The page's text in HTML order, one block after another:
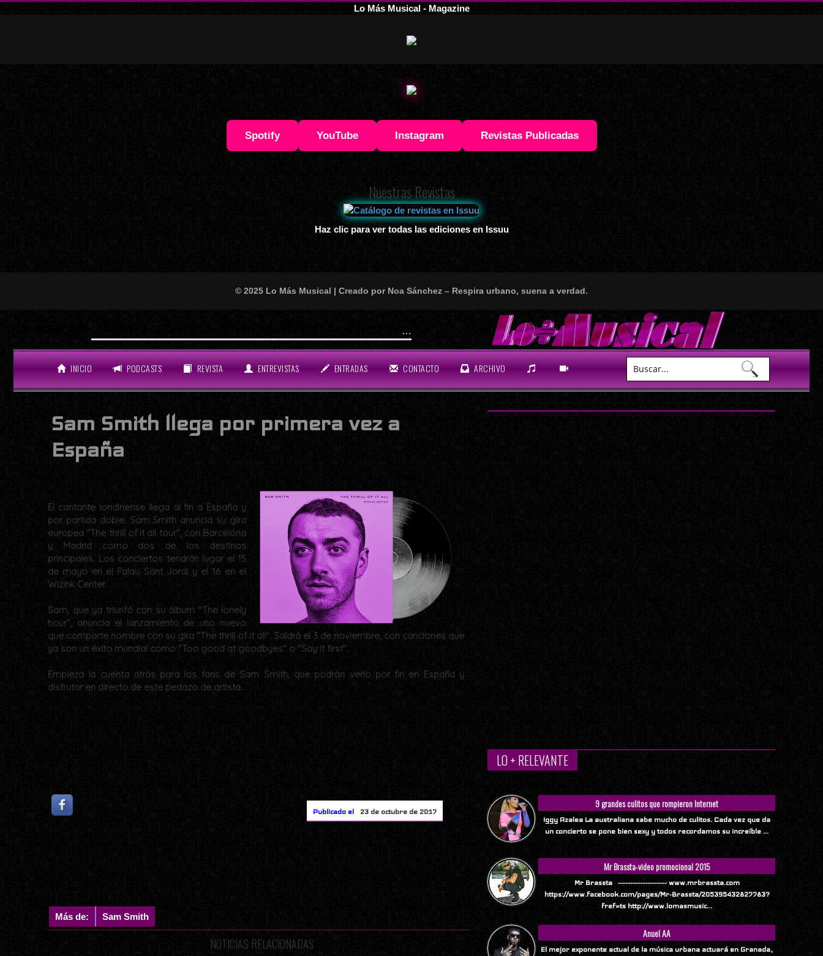
Lo Más Musical - Magazine
Spotify YouTube Instagram Revistas Publicadas
Nuestras Revistas
Haz clic para ver todas las ediciones en Issuu
© 2025 Lo Más Musical | Creado por Noa Sánchez – Respira urbano, suena a verdad.
LO ÚLTIMO Will Smith se tira un temazo con India Martínez y nos deja locos: “First Love” ya está aquí y es puro fuego fino
INICIO PODCASTS REVISTA ENTREVISTAS ENTRADAS CONTACTO ARCHIVO
Sam Smith llega por primera vez a
España
El cantante londinense llega al fin a España y
por partida doble. Sam Smith anuncia su gira
europea "The thrill of it all tour", con Barcelona
y Madrid como dos de los destinos
principales. Los conciertos tendrán lugar el 15
de mayo en el Palau Sant Jordi y el 16 en el
Wizink Center.
Sam, que ya triunfó con su álbum "The lonely
hour", anuncia el lanzamiento de uno nuevo
que comparte nombre con su gira "The thrill of it all". Saldrá el 3 de noviembre, con canciones que
ya son un éxito mundial como "Too good at goodbyes" o "Say it first".
Empieza la cuenta atrás para los fans de Sam Smith, que podrán verlo por fin en España y
disfrutar en directo de este pedazo de artista..
Publicado el 23 de octubre de 2017
Más de: Sam Smith
NOTICIAS RELACIONADAS
LO + RELEVANTE
9 grandes culitos que rompieron Internet
Iggy Azalea La australiana sabe mucho de culitos. Cada vez que da
un concierto se pone bien sexy y todos recordamos su increíble ...
Mr Brassta-video promocional 2015
Mr Brassta -------------------- www.mrbrassta.com
https://www.facebook.com/pages/Mr-Brassta/205395432827783?
fref=ts http://www.lomasmusic...
Anuel AA
El mejor exponente actual de la música urbana actuará en Granada,